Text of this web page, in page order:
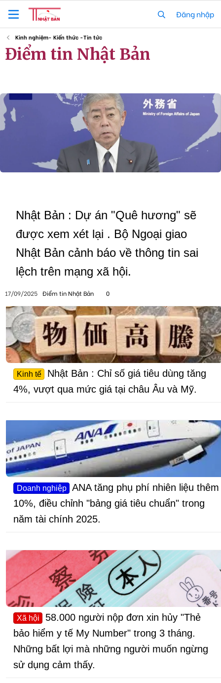
Đăng nhập
Kinh nghiệm- Kiến thức -Tin tức
Điểm tin Nhật Bản
Nhật Bản : Dự án "Quê hương" sẽ
được xem xét lại . Bộ Ngoại giao
Nhật Bản cảnh báo về thông tin sai
lệch trên mạng xã hội.
17/09/2025 Điểm tin Nhật Bản 0
Kinh tế
Nhật Bản : Chỉ số giá tiêu dùng tăng
4%, vượt qua mức giá tại châu Âu và Mỹ.
Doanh nghiệp
ANA tăng phụ phí nhiên liệu thêm
10%, điều chỉnh "bảng giá tiêu chuẩn" trong
năm tài chính 2025.
Xã hội
58.000 người nộp đơn xin hủy "Thẻ
bảo hiểm y tế My Number" trong 3 tháng.
Những bất lợi mà những người muốn ngừng
sử dụng cảm thấy.